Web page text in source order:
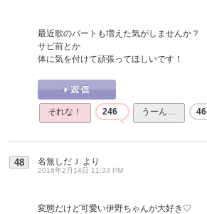
最近歌のパートも増えた気がしませんか？
サビ前とか
体に気を付けて頑張ってほしいです！
それな！ 246 うーん… 46
48 名無しだＪ より
2016年2月14日 11:33 PM
変態だけど可愛い伊野ちゃんが大好き♡